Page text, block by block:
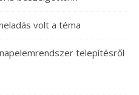
volt a téma
telepítésről